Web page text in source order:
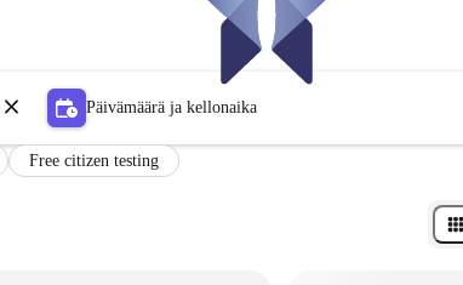
Päivämäärä ja kellonaika
Free citizen testing